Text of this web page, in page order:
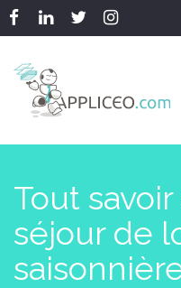
Tout
séjour de